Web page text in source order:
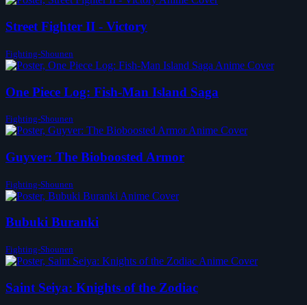
Street Fighter II - Victory
Fighting-Shounen
One Piece Log: Fish-Man Island Saga
Fighting-Shounen
Guyver: The Bioboosted Armor
Fighting-Shounen
Bubuki Buranki
Fighting-Shounen
Saint Seiya: Knights of the Zodiac